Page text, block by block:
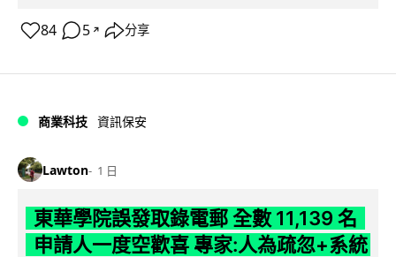
84 5 ↗ 分享
商業科技 資訊保安
Lawton 1 日
東華學院誤發取錄電郵 全數 11,139 名
申請人一度空歡喜 專家:人為疏忽+系統